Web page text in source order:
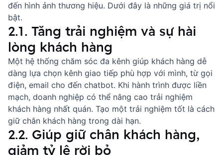
đến hình ảnh thương hiệu. Dưới đây là những giá trị nổi
bật.
2.1. Tăng trải nghiệm và sự hài
lòng khách hàng
Một hệ thống chăm sóc đa kênh giúp khách hàng dễ
dàng lựa chọn kênh giao tiếp phù hợp với mình, từ gọi
điện, email cho đến chatbot. Khi hành trình được liền
mạch, doanh nghiệp có thể nâng cao trải nghiệm
khách hàng nhất quán. Tạo một trải nghiệm tốt là cách
giữ chân khách hàng trong dài hạn.
2.2. Giúp giữ chân khách hàng,
giảm tỷ lệ rời bỏ